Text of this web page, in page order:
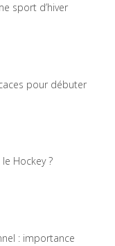
sport d’hiver
pour débuter
Hockey ?
: importance